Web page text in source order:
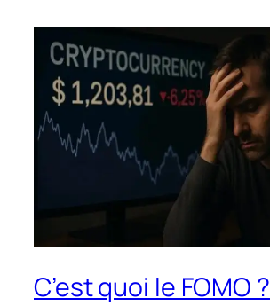
C’est quoi le FOMO ?